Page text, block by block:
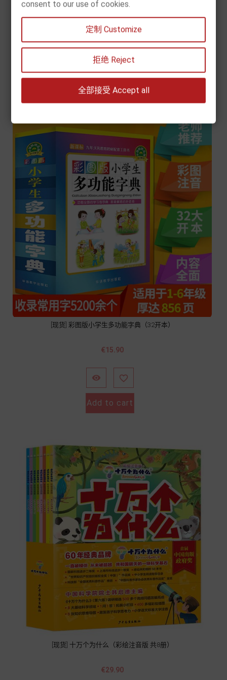
[现货] 新华字典（双色本）
Price
€10.90
 
[现货] 彩图版小学生多功能字典（32开本）
Price
€15.90
 
Add to cart
[现货] 十万个为什么（彩绘注音版 共8册）
Price
€29.90
consent to our use of cookies.
定制 Customize
拒绝 Reject
全部接受 Accept all